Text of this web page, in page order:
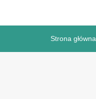
Strona główna